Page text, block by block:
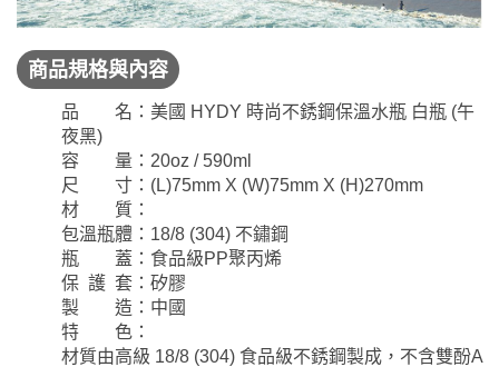
商品規格與內容
品 名：美國 HYDY 時尚不銹鋼保溫水瓶 白瓶 (午
夜黑)
容 量：20oz / 590ml
尺 寸：(L)75mm X (W)75mm X (H)270mm
材 質：
包溫瓶體：18/8 (304) 不鏽鋼
瓶 蓋：食品級PP聚丙烯
保 護 套：矽膠
製 造：中國
特 色：
材質由高級 18/8 (304) 食品級不銹鋼製成，不含雙酚A